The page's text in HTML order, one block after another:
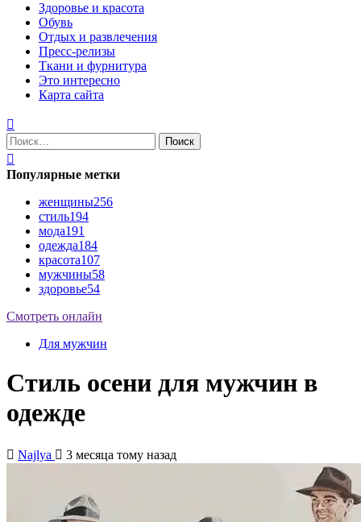
Здоровье и красота
Обувь
Отдых и развлечения
Пресс-релизы
Ткани и фурнитура
Это интересно
Карта сайта
Найти:
Популярные метки
женщины256
стиль194
мода191
одежда184
красота107
мужчины58
здоровье54
Смотреть онлайн
Для мужчин
Стиль осени для мужчин в
одежде
Najlya 3 месяца тому назад